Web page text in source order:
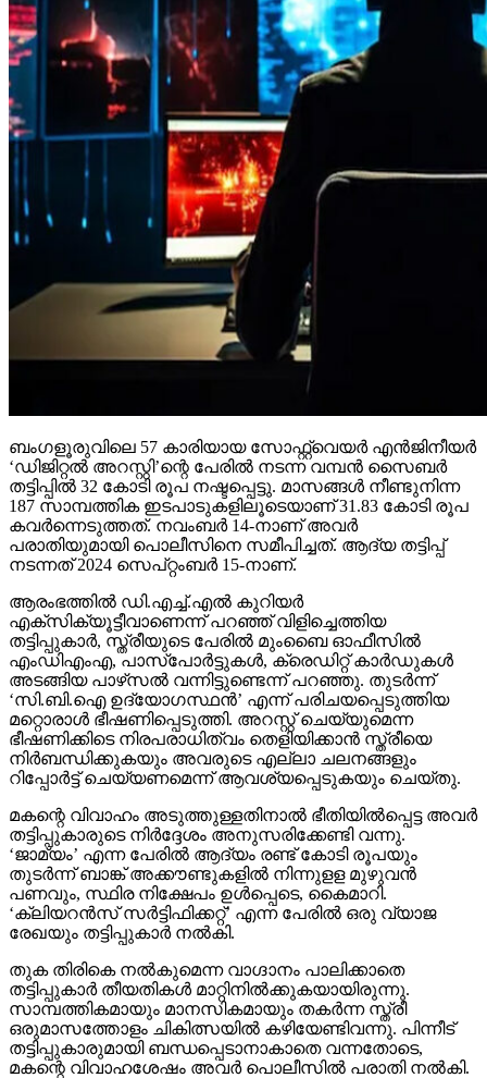
ബംഗളൂരുവിലെ 57 കാരിയായ സോഫ്റ്റ്വെയര്‍ എന്‍ജിനീയര്‍
‘ഡിജിറ്റല്‍ അറസ്റ്റി’ന്റെ പേരില്‍ നടന്ന വമ്പന്‍ സൈബര്‍
തട്ടിപ്പില്‍ 32 കോടി രൂപ നഷ്ടപ്പെട്ടു. മാസങ്ങള്‍ നീണ്ടുനിന്ന
187 സാമ്പത്തിക ഇടപാടുകളിലൂടെയാണ് 31.83 കോടി രൂപ
കവര്‍ന്നെടുത്തത്. നവംബര്‍ 14-നാണ് അവര്‍
പരാതിയുമായി പൊലീസിനെ സമീപിച്ചത്. ആദ്യ തട്ടിപ്പ്
നടന്നത് 2024 സെപ്റ്റംബര്‍ 15-നാണ്.
ആരംഭത്തില്‍ ഡി.എച്ച്.എല്‍ കുറിയര്‍
എക്‌സിക്യൂട്ടീവാണെന്ന് പറഞ്ഞ് വിളിച്ചെത്തിയ
തട്ടിപ്പുകാര്‍, സ്ത്രീയുടെ പേരില്‍ മുംബൈ ഓഫീസില്‍
എംഡിഎംഎ, പാസ്പോര്‍ട്ടുകള്‍, ക്രെഡിറ്റ് കാര്‍ഡുകള്‍
അടങ്ങിയ പാഴ്‌സല്‍ വന്നിട്ടുണ്ടെന്ന് പറഞ്ഞു. തുടര്‍ന്ന്
‘സി.ബി.ഐ ഉദ്യോഗസ്ഥന്‍’ എന്ന് പരിചയപ്പെടുത്തിയ
മറ്റൊരാള്‍ ഭീഷണിപ്പെടുത്തി. അറസ്റ്റ് ചെയ്യുമെന്ന
ഭീഷണിക്കിടെ നിരപരാധിത്വം തെളിയിക്കാന്‍ സ്ത്രീയെ
നിര്‍ബന്ധിക്കുകയും അവരുടെ എല്ലാ ചലനങ്ങളും
റിപ്പോര്‍ട്ട് ചെയ്യണമെന്ന് ആവശ്യപ്പെടുകയും ചെയ്തു.
മകന്റെ വിവാഹം അടുത്തുള്ളതിനാല്‍ ഭീതിയില്‍പ്പെട്ട അവര്‍
തട്ടിപ്പുകാരുടെ നിര്‍ദ്ദേശം അനുസരിക്കേണ്ടി വന്നു.
‘ജാമ്യം’ എന്ന പേരില്‍ ആദ്യം രണ്ട് കോടി രൂപയും
തുടര്‍ന്ന് ബാങ്ക് അക്കൗണ്ടുകളില്‍ നിന്നുളള മുഴുവന്‍
പണവും, സ്ഥിര നിക്ഷേപം ഉള്‍പ്പെടെ, കൈമാറി.
‘ക്ലിയറന്‍സ് സര്‍ട്ടിഫിക്കറ്റ്’ എന്ന പേരില്‍ ഒരു വ്യാജ
രേഖയും തട്ടിപ്പുകാര്‍ നല്‍കി.
തുക തിരികെ നല്‍കുമെന്ന വാഗ്ദാനം പാലിക്കാതെ
തട്ടിപ്പുകാര്‍ തീയതികള്‍ മാറ്റിനില്‍ക്കുകയായിരുന്നു.
സാമ്പത്തികമായും മാനസികമായും തകര്‍ന്ന സ്ത്രീ
ഒരുമാസത്തോളം ചികിത്സയില്‍ കഴിയേണ്ടിവന്നു. പിന്നീട്
തട്ടിപ്പുകാരുമായി ബന്ധപ്പെടാനാകാതെ വന്നതോടെ,
മകന്റെ വിവാഹശേഷം അവര്‍ പൊലീസില്‍ പരാതി നല്‍കി.